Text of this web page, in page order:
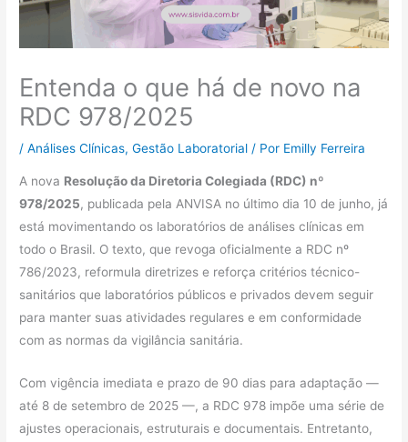
Entenda o que há de novo na
RDC 978/2025
/Análises Clínicas,Gestão Laboratorial / Por Emilly Ferreira
A nova Resolução da Diretoria Colegiada (RDC) nº
978/2025, publicada pela ANVISA no último dia 10 de junho, já
está movimentando os laboratórios de análises clínicas em
todo o Brasil. O texto, que revoga oficialmente a RDC nº
786/2023, reformula diretrizes e reforça critérios técnico-
sanitários que laboratórios públicos e privados devem seguir
para manter suas atividades regulares e em conformidade
com as normas da vigilância sanitária.
Com vigência imediata e prazo de 90 dias para adaptação —
até 8 de setembro de 2025 —, a RDC 978 impõe uma série de
ajustes operacionais, estruturais e documentais. Entretanto,